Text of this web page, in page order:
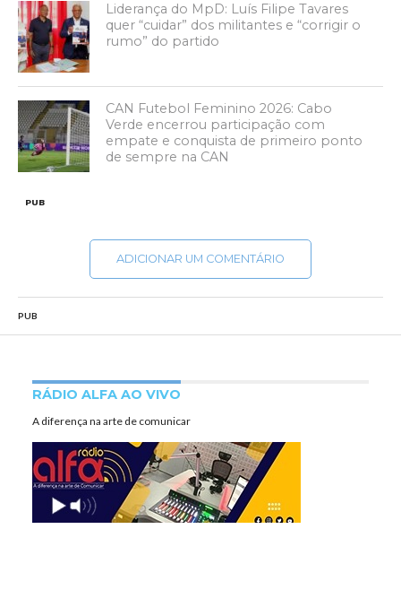
Liderança do MpD: Luís Filipe Tavares
quer “cuidar” dos militantes e “corrigir o
rumo” do partido
CAN Futebol Feminino 2026: Cabo
Verde encerrou participação com
empate e conquista de primeiro ponto
de sempre na CAN
PUB
ADICIONAR UM COMENTÁRIO
PUB
RÁDIO ALFA AO VIVO
A diferença na arte de comunicar